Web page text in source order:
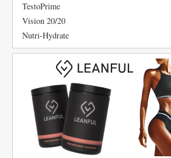
TestoPrime
Vision 20/20
Nutri-Hydrate